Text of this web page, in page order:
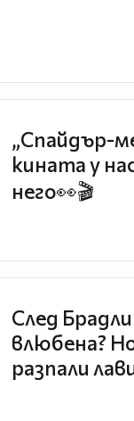
„Спайдър-
кината у
него👀🎬
След
влюбена?
разпали